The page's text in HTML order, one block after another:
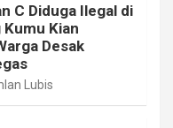
C Diduga Ilegal di
Kian
Desak
Lubis